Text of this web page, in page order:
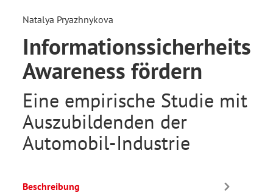
Natalya Pryazhnykova
Informationssicherheits-
Awareness fördern
Eine empirische Studie mit
Auszubildenden der
Automobil-Industrie
Beschreibung